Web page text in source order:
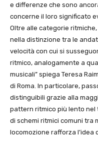
e differenze che sono
concerne il loro significato
Oltre alle categorie
nella distinzione tra le
velocità con cui si
ritmico, analogamente a
musicali” spiega Teresa
di Roma. In particolare,
distinguibili grazie alla
pattern ritmico più lento nel
di schemi ritmici comuni tra
locomozione rafforza l’idea